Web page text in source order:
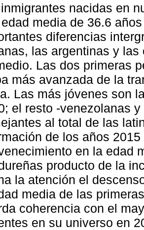
nacidas en
media de 36.6
diferencias
las argentinas y
Las dos primeras
más avanzada de la
Las más jóvenes son
el resto -venezolanas
al total de las
de los años
en la edad
producto de la
la atención el
media de las
coherencia con el
en su universo en